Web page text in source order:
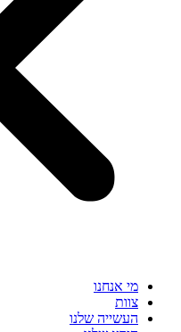
מי אנחנו
צוות
העשייה שלנו